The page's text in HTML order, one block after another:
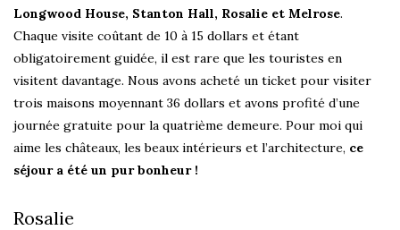
Longwood House, Stanton Hall, Rosalie et Melrose.
Chaque visite coûtant de 10 à 15 dollars et étant
obligatoirement guidée, il est rare que les touristes en
visitent davantage. Nous avons acheté un ticket pour visiter
trois maisons moyennant 36 dollars et avons profité d’une
journée gratuite pour la quatrième demeure. Pour moi qui
aime les châteaux, les beaux intérieurs et l’architecture, ce
séjour a été un pur bonheur !
Rosalie